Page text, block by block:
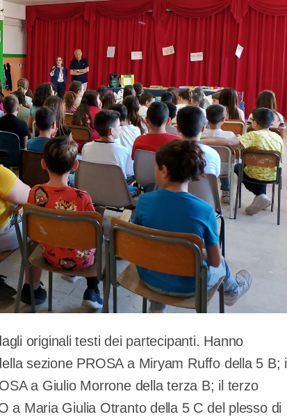
originali testi dei partecipanti. Hanno
sezione PROSA a Miryam Ruffo della 5 B; il
a Giulio Morrone della terza B; il terzo
a Maria Giulia Otranto della 5 C del plesso di